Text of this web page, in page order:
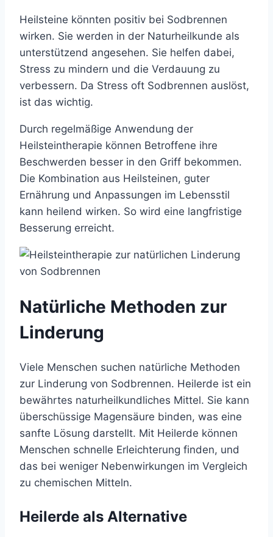
Heilsteine könnten positiv bei Sodbrennen
wirken. Sie werden in der Naturheilkunde als
unterstützend angesehen. Sie helfen dabei,
Stress zu mindern und die Verdauung zu
verbessern. Da Stress oft Sodbrennen auslöst,
ist das wichtig.
Durch regelmäßige Anwendung der
Heilsteintherapie können Betroffene ihre
Beschwerden besser in den Griff bekommen.
Die Kombination aus Heilsteinen, guter
Ernährung und Anpassungen im Lebensstil
kann heilend wirken. So wird eine langfristige
Besserung erreicht.
Natürliche Methoden zur
Linderung
Viele Menschen suchen natürliche Methoden
zur Linderung von Sodbrennen. Heilerde ist ein
bewährtes naturheilkundliches Mittel. Sie kann
überschüssige Magensäure binden, was eine
sanfte Lösung darstellt. Mit Heilerde können
Menschen schnelle Erleichterung finden, und
das bei weniger Nebenwirkungen im Vergleich
zu chemischen Mitteln.
Heilerde als Alternative